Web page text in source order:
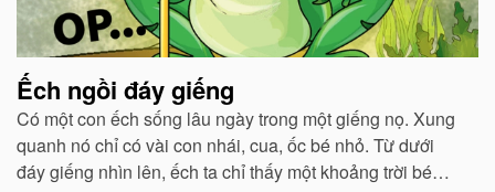
Ếch ngồi đáy giếng
Có một con ếch sống lâu ngày trong một giếng nọ. Xung
quanh nó chỉ có vài con nhái, cua, ốc bé nhỏ. Từ dưới
đáy giếng nhìn lên, ếch ta chỉ thấy một khoảng trời bé